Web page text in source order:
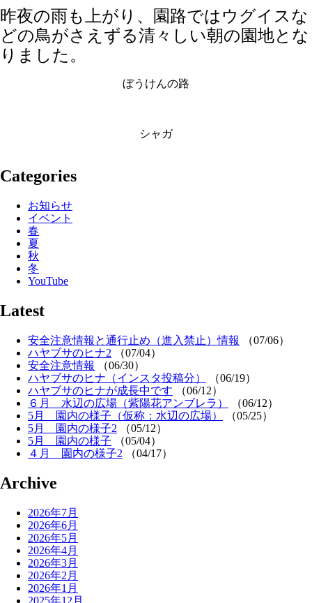
昨夜の雨も上がり、園路ではウグイスな
どの鳥がさえずる清々しい朝の園地とな
りました。
ぼうけんの路
シャガ
Categories
お知らせ
イベント
春
夏
秋
冬
YouTube
Latest
安全注意情報と通行止め（進入禁止）情報
（07/06）
ハヤブサのヒナ2
（07/04）
安全注意情報
（06/30）
ハヤブサのヒナ（インスタ投稿分）
（06/19）
ハヤブサのヒナが成長中です
（06/12）
６月 水辺の広場（紫陽花アンブレラ）
（06/12）
5月 園内の様子（仮称：水辺の広場）
（05/25）
5月 園内の様子2
（05/12）
5月 園内の様子
（05/04）
４月 園内の様子2
（04/17）
Archive
2026年7月
2026年6月
2026年5月
2026年4月
2026年3月
2026年2月
2026年1月
2025年12月